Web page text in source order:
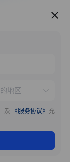
服务推荐
及 《服务协议》 允